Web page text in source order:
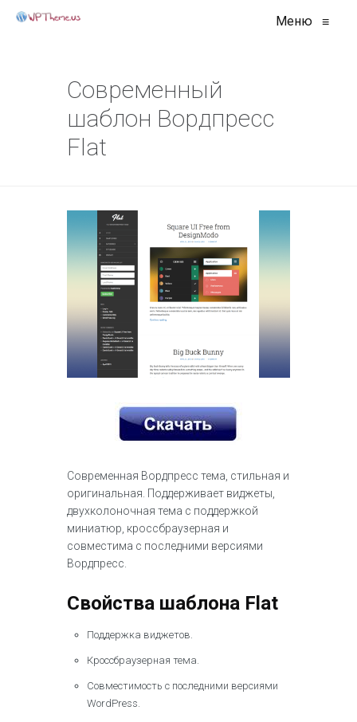
Меню ≡
Современный
шаблон Вордпресс
Flat
Современная Вордпресс тема, стильная и
оригинальная. Поддерживает виджеты,
двухколоночная тема с поддержкой
миниатюр, кроссбраузерная и
совместима с последними версиями
Вордпресс.
Свойства шаблона Flat
Поддержка виджетов.
Кроссбраузерная тема.
Совместимость с последними версиями
WordPress.